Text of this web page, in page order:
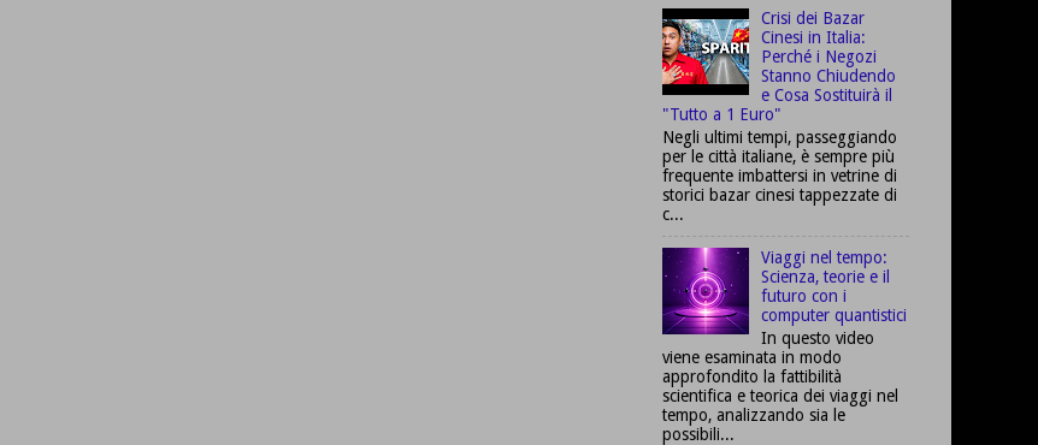
Crisi dei Bazar
Cinesi in Italia:
Perché i Negozi
Stanno Chiudendo
e Cosa Sostituirà il
"Tutto a 1 Euro"
Negli ultimi tempi, passeggiando
per le città italiane, è sempre più
frequente imbattersi in vetrine di
storici bazar cinesi tappezzate di
c...
Viaggi nel tempo:
Scienza, teorie e il
futuro con i
computer quantistici
In questo video
viene esaminata in modo
approfondito la fattibilità
scientifica e teorica dei viaggi nel
tempo, analizzando sia le
possibili...